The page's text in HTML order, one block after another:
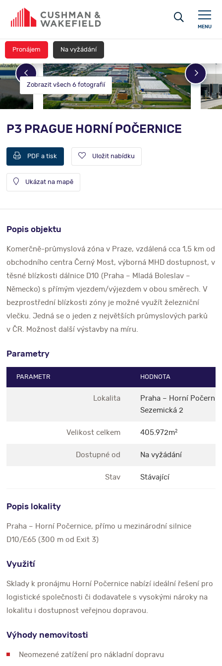
MENU
Zobrazit všech 6 fotografií
P3 PRAGUE HORNÍ POČERNICE
PDF a tisk Uložit nabídku
Ukázat na mapě
Pronájem Na vyžádání
Popis objektu
Komerčně-průmyslová zóna v Praze, vzdálená cca 1,5 km od
obchodního centra Černý Most, výborná MHD dostupnost, v
těsné blízkosti dálnice D10 (Praha – Mladá Boleslav –
Německo) s přímým vjezdem/výjezdem v obou směrech. V
bezprostřední blízkosti zóny je možné využít železniční
vlečku. Jedná se o jeden z největších průmyslových parků
v ČR. Možnost další výstavby na míru.
Parametry
PARAMETR HODNOTA
Lokalita
Praha – Horní
Sezemická 2
Velikost celkem 405.972m2
Dostupné od Na vyžádání
Stav Stávající
Popis lokality
Praha – Horní Počernice, přímo u mezinárodní silnice
D10/E65 (300 m od Exit 3)
Využití
Sklady k pronájmu Horní Počernice nabízí ideální řešení pro
logistické společnosti či dodavatele s vysokými nároky na
lokalitu i dostupnost veřejnou dopravou.
Výhody nemovitosti
Neomezené zatížení pro nákladní dopravu